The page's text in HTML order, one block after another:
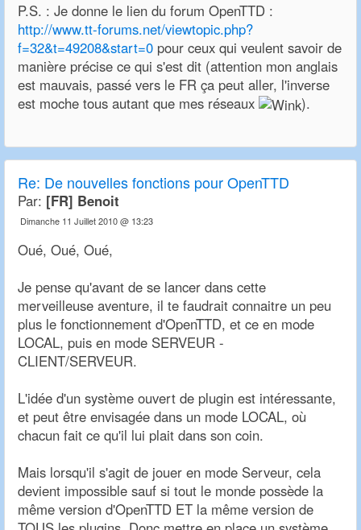
P.S. : Je donne le lien du forum OpenTTD :
http://www.tt-forums.net/viewtopic.php?
f=32&t=49208&start=0 pour ceux qui veulent savoir de
manière précise ce qui s'est dit (attention mon anglais
est mauvais, passé vers le FR ça peut aller, l'inverse
est moche tous autant que mes réseaux
).
Re: De nouvelles fonctions pour OpenTTD
Par: [FR] Benoit
Dimanche 11 Juillet 2010 @ 13:23
Oué, Oué, Oué,
Je pense qu'avant de se lancer dans cette
merveilleuse aventure, il te faudrait connaitre un peu
plus le fonctionnement d'OpenTTD, et ce en mode
LOCAL, puis en mode SERVEUR -
CLIENT/SERVEUR.
L'idée d'un système ouvert de plugin est intéressante,
et peut être envisagée dans un mode LOCAL, où
chacun fait ce qu'il lui plait dans son coin.
Mais lorsqu'il s'agit de jouer en mode Serveur, cela
devient impossible sauf si tout le monde possède la
même version d'OpenTTD ET la même version de